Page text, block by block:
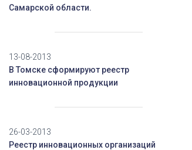
Самарской области.
13-08-2013
В Томске сформируют реестр
инновационной продукции
26-03-2013
Реестр инновационных организаций